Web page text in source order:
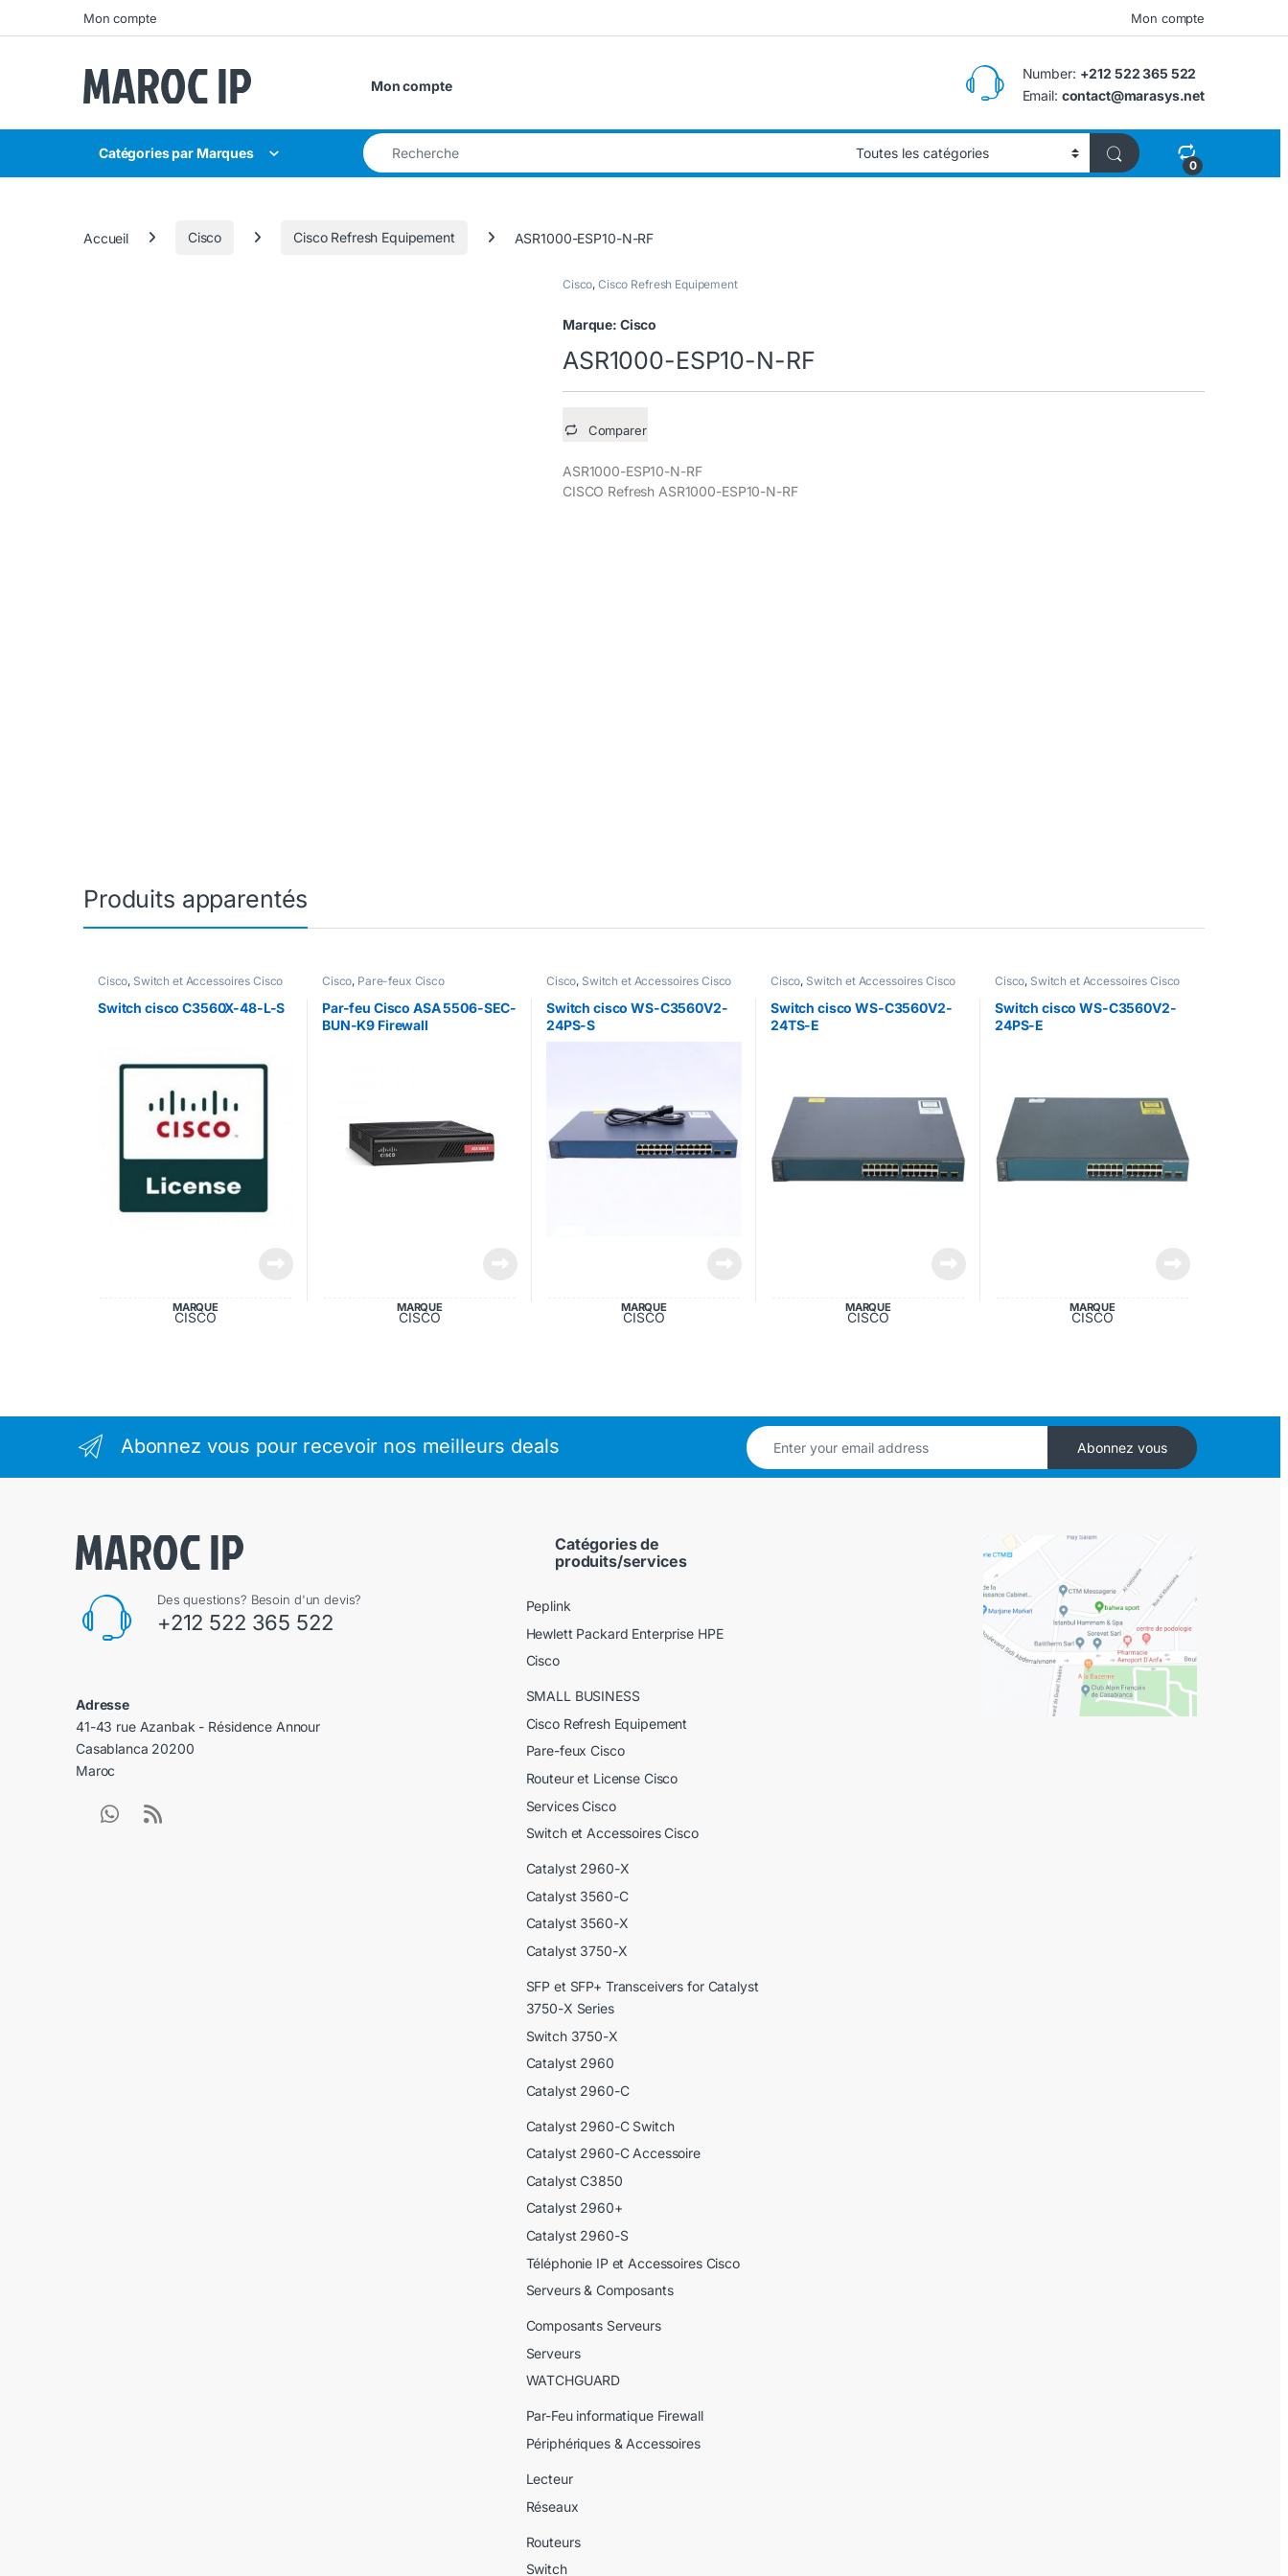
Skip to navigation
Skip to contentMon compte Mon compte
Mon compte
Number: +212 522 365 522
Email: contact@marasys.net
Catégories par Marques
Search for:
0
Accueil Cisco Cisco Refresh Equipement ASR1000-ESP10-N-RF
Cisco,Cisco Refresh Equipement
Marque: Cisco
ASR1000-ESP10-N-RF
Comparer
ASR1000-ESP10-N-RF
CISCO Refresh ASR1000-ESP10-N-RF
Produits apparentés
Cisco, Switch et Accessoires Cisco
Switch cisco C3560X-48-L-S
MARQUE
CISCO
Cisco, Pare-feux Cisco
Par-feu Cisco ASA 5506-SEC-
BUN-K9 Firewall
MARQUE
CISCO
Cisco, Switch et Accessoires Cisco
Switch cisco WS-C3560V2-
24PS-S
MARQUE
CISCO
Cisco, Switch et Accessoires Cisco
Switch cisco WS-C3560V2-
24TS-E
MARQUE
CISCO
Cisco, Switch et Accessoires Cisco
Switch cisco WS-C3560V2-
24PS-E
MARQUE
CISCO
Abonnez vous pour recevoir nos meilleurs deals Abonnez vous
Des questions? Besoin d'un devis?
+212 522 365 522
Adresse
41-43 rue Azanbak - Résidence Annour
Casablanca 20200
Maroc
Catégories de
produits/services
Peplink
Hewlett Packard Enterprise HPE
Cisco
SMALL BUSINESS
Cisco Refresh Equipement
Pare-feux Cisco
Routeur et License Cisco
Services Cisco
Switch et Accessoires Cisco
Catalyst 2960-X
Catalyst 3560-C
Catalyst 3560-X
Catalyst 3750-X
SFP et SFP+ Transceivers for Catalyst
3750-X Series
Switch 3750-X
Catalyst 2960
Catalyst 2960-C
Catalyst 2960-C Switch
Catalyst 2960-C Accessoire
Catalyst C3850
Catalyst 2960+
Catalyst 2960-S
Téléphonie IP et Accessoires Cisco
Serveurs & Composants
Composants Serveurs
Serveurs
WATCHGUARD
Par-Feu informatique Firewall
Périphériques & Accessoires
Lecteur
Réseaux
Routeurs
Switch